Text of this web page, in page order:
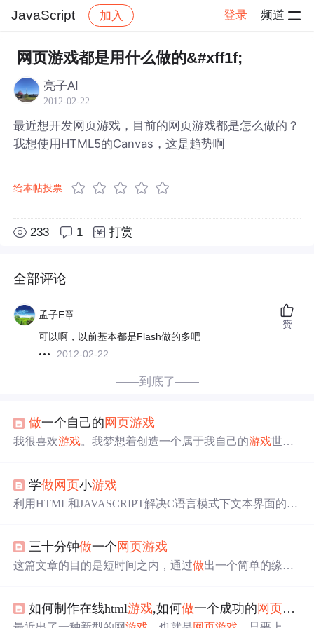
JavaScript 加入 登录 频道
社区 JavaScript 帖子详情
网页游戏都是用什么做的&#xff1f;
亮子AI
2012-02-22
最近想开发网页游戏，目前的网页游戏都是怎么做的？
我想使用HTML5的Canvas，这是趋势啊
给本帖投票
233 1 打赏
全部评论
孟子E章
可以啊，以前基本都是Flash做的多吧
2012-02-22
赞
——到底了——
做一个自己的 网页游戏
我很喜欢游戏。我梦想着创造一个属于我自己的游戏世
力实现自己的梦想，人生能够实现一个小小的梦想就够
了。做一个网页游戏，实现我自己的梦想。
学做 网页小游戏
利用HTML和JAVASCRIPT解决C语言模式下文本界面的操
戏 </title> <head> </head> <body> <p>最简单的HTML文
件！静态网页 不能交互，...
三十分钟做一个 网页游戏
这篇文章的目的是短时间之内，通过做出一个简单的缘分
应的三种文件格式为.html、.css、.js。下面首先给出这个 游
戏的代码，在分析中学习。我认为了解整体框架之后，学
如何制作在线html游戏,如何做一个成功的 网页游戏